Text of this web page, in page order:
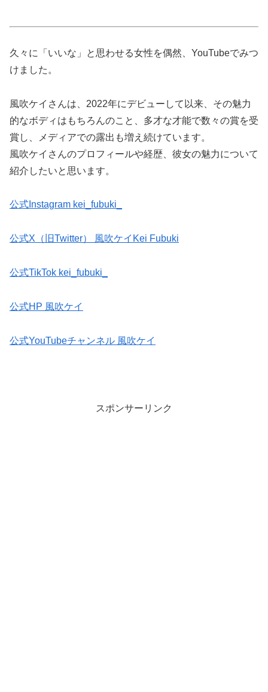
久々に「いいな」と思わせる女性を偶然、YouTubeでみつ
けました。
風吹ケイさんは、2022年にデビューして以来、その魅力
的なボディはもちろんのこと、多才な才能で数々の賞を受
賞し、メディアでの露出も増え続けています。
風吹ケイさんのプロフィールや経歴、彼女の魅力について
紹介したいと思います。
公式Instagram kei_fubuki_
公式X（旧Twitter） 風吹ケイKei Fubuki
公式TikTok kei_fubuki_
公式HP 風吹ケイ
公式YouTubeチャンネル 風吹ケイ
スポンサーリンク